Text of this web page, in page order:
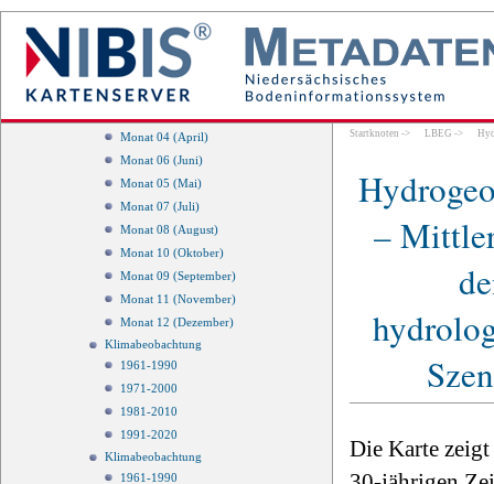
Monat 11 (November)
Monat 12 (Dezember)
Monat 01 (Januar)
Monat 02 (Februar)
Monat 04 (April)
Monat 06 (Juni)
Monat 05 (Mai)
Monat 07 (Juli)
Monat 08 (August)
Monat 10 (Oktober)
Monat 09 (September)
Monat 11 (November)
Monat 12 (Dezember)
Klimabeobachtung
1961-1990
1971-2000
1981-2010
1991-2020
Klimabeobachtung
1961-1990
Startknoten -> LBEG ->
–
Die Karte